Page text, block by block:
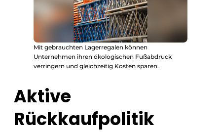
Mit gebrauchten Lagerregalen können
Unternehmen ihren ökologischen Fußabdruck
verringern und gleichzeitig Kosten sparen.
Aktive
Rückkaufpolitik